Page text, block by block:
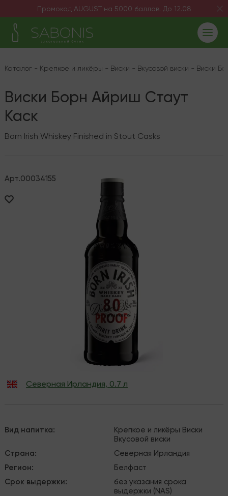
Промокод AUGUST на 5000 баллов. До 12.08
Каталог - Крепкое и ликёры - Виски - Вкусовой виски - Виски
Виски Борн Айриш Стаут
Каск
Born Irish Whiskey Finished in Stout Casks
Арт.00034155
Северная Ирландия, 0.7 л
Вид напитка: Крепкое и ликёры Виски
Вкусовой виски
Страна:
Северная Ирландия
Регион:
Белфаст
Срок выдержки:
без указания срока
выдержки (NAS)